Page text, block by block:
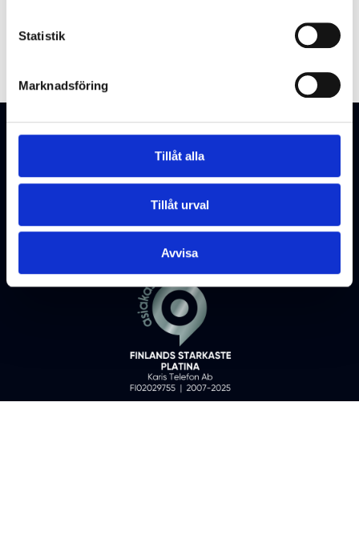
Statistik
Marknadsföring
Tillåt alla
Tillåt urval
Avvisa
Karis Telefon Ab ©2026All rights reserved